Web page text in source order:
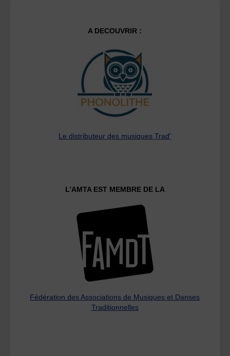
A DECOUVRIR :
Le distributeur des musiques Trad'
L’AMTA EST MEMBRE DE LA
Fédération des Associations de Musiques et Danses
Traditionnelles